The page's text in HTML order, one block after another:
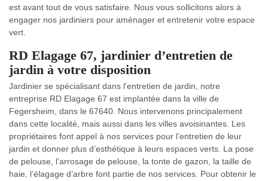
est avant tout de vous satisfaire. Nous vous sollicitons alors à
engager nos jardiniers pour aménager et entretenir votre espace
vert.
RD Elagage 67, jardinier d’entretien de
jardin à votre disposition
Jardinier se spécialisant dans l’entretien de jardin, notre
entreprise RD Elagage 67 est implantée dans la ville de
Fegersheim, dans le 67640. Nous intervenons principalement
dans cette localité, mais aussi dans les villes avoisinantes. Les
propriétaires font appel à nos services pour l’entretien de leur
jardin et donner plus d’esthétique à leurs espaces verts. La pose
de pelouse, l’arrosage de pelouse, la tonte de gazon, la taille de
haie, l’élagage d’arbre font partie de nos services. Pour obtenir le